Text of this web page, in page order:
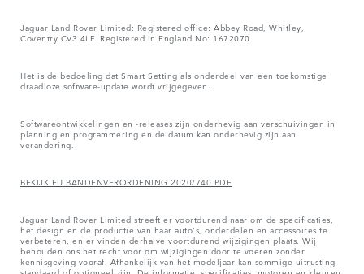
Jaguar Land Rover Limited: Registered office: Abbey Road, Whitley,
Coventry CV3 4LF. Registered in England No: 1672070
Het is de bedoeling dat Smart Setting als onderdeel van een toekomstige
draadloze software-update wordt vrijgegeven.
Softwareontwikkelingen en -releases zijn onderhevig aan verschuivingen in
planning en programmering en de datum kan onderhevig zijn aan
verandering.
BEKIJK EU BANDENVERORDENING 2020/740 PDF
Jaguar Land Rover Limited streeft er voortdurend naar om de specificaties,
het design en de productie van haar auto's, onderdelen en accessoires te
verbeteren, en er vinden derhalve voortdurend wijzigingen plaats. Wij
behouden ons het recht voor om wijzigingen door te voeren zonder
kennisgeving vooraf. Afhankelijk van het modeljaar kan sommige uitrusting